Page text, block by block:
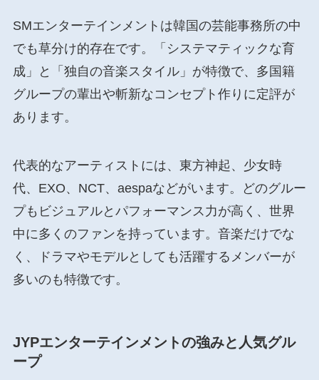
SMエンターテインメントは韓国の芸能事務所の中
でも草分け的存在です。「システマティックな育
成」と「独自の音楽スタイル」が特徴で、多国籍
グループの輩出や斬新なコンセプト作りに定評が
あります。
代表的なアーティストには、東方神起、少女時
代、EXO、NCT、aespaなどがいます。どのグルー
プもビジュアルとパフォーマンス力が高く、世界
中に多くのファンを持っています。音楽だけでな
く、ドラマやモデルとしても活躍するメンバーが
多いのも特徴です。
JYPエンターテインメントの強みと人気グル
ープ